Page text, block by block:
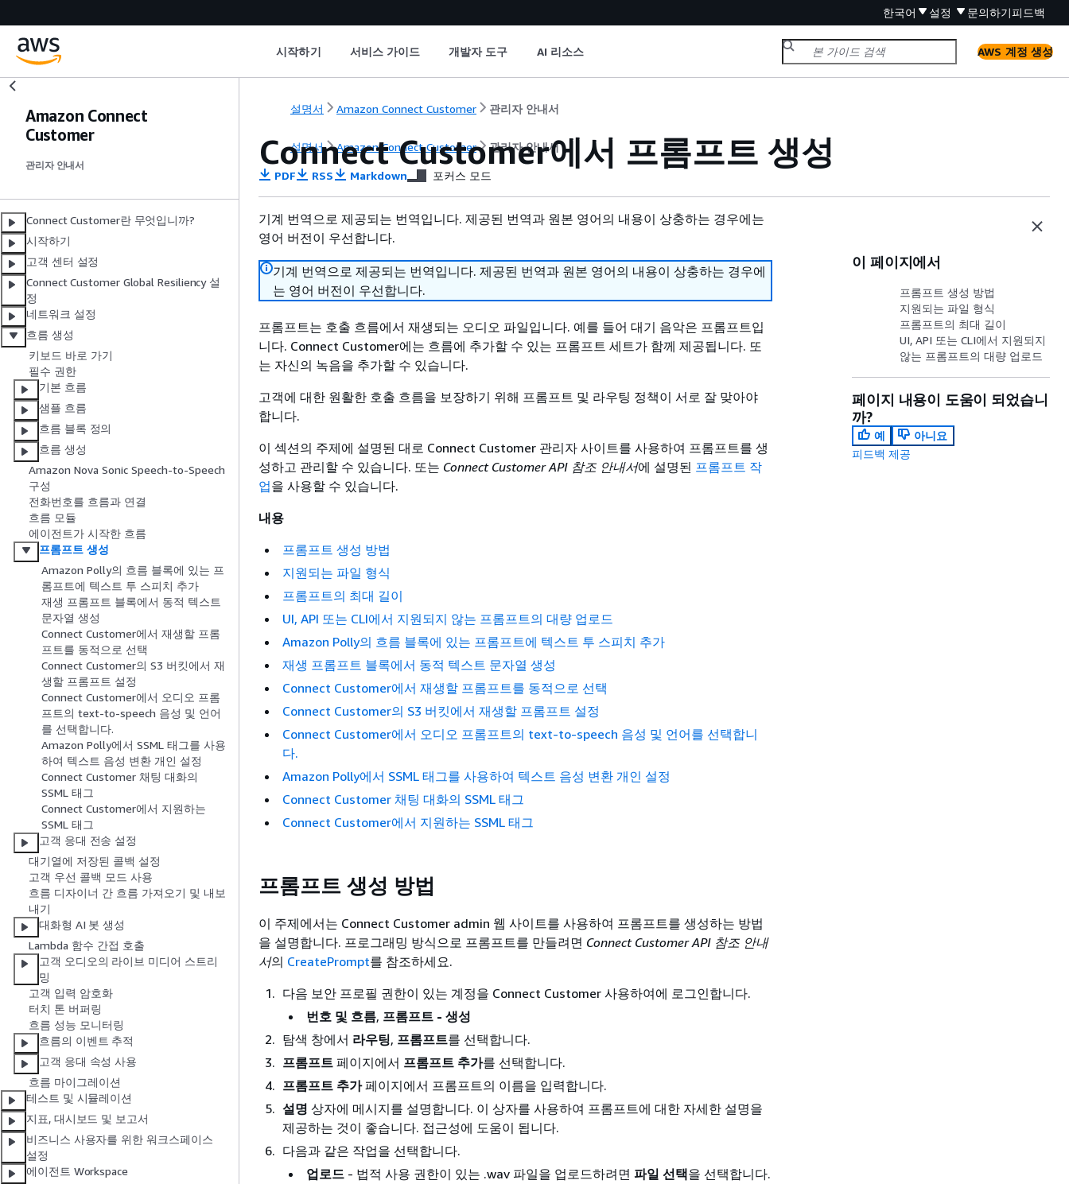
한국어 설정 문의하기피드백
시작하기 서비스 가이드 개발자 도구 AI 리소스 AWS 계정 생성
Amazon Connect
Customer
관리자 안내서
Connect Customer란 무엇입니까?
시작하기
고객 센터 설정
Connect Customer Global Resiliency 설
정
네트워크 설정
흐름 생성
키보드 바로 가기
필수 권한
기본 흐름
샘플 흐름
흐름 블록 정의
흐름 생성
Amazon Nova Sonic Speech-to-Speech
구성
전화번호를 흐름과 연결
흐름 모듈
에이전트가 시작한 흐름
프롬프트 생성
Amazon Polly의 흐름 블록에 있는 프
롬프트에 텍스트 투 스피치 추가
재생 프롬프트 블록에서 동적 텍스트
문자열 생성
Connect Customer에서 재생할 프롬
프트를 동적으로 선택
Connect Customer의 S3 버킷에서 재
생할 프롬프트 설정
Connect Customer에서 오디오 프롬
프트의 text-to-speech 음성 및 언어
를 선택합니다.
Amazon Polly에서 SSML 태그를 사용
하여 텍스트 음성 변환 개인 설정
Connect Customer 채팅 대화의
SSML 태그
Connect Customer에서 지원하는
SSML 태그
고객 응대 전송 설정
대기열에 저장된 콜백 설정
고객 우선 콜백 모드 사용
흐름 디자이너 간 흐름 가져오기 및 내보
내기
대화형 AI 봇 생성
Lambda 함수 간접 호출
고객 오디오의 라이브 미디어 스트리
밍
고객 입력 암호화
터치 톤 버퍼링
흐름 성능 모니터링
흐름의 이벤트 추적
고객 응대 속성 사용
흐름 마이그레이션
테스트 및 시뮬레이션
지표, 대시보드 및 보고서
비즈니스 사용자를 위한 워크스페이스
설정
에이전트 Workspace
설명서 Amazon Connect Customer 관리자 안내서
설명서 Amazon Connect Customer 관리자 안내서
Connect Customer에서 프롬프트 생성
PDF RSS Markdown 포커스 모드
기계 번역으로 제공되는 번역입니다. 제공된 번역과 원본 영어의 내용이 상충하는 경우에는
영어 버전이 우선합니다.
기계 번역으로 제공되는 번역입니다. 제공된 번역과 원본 영어의 내용이 상충하는 경우에
는 영어 버전이 우선합니다.
프롬프트는 호출 흐름에서 재생되는 오디오 파일입니다. 예를 들어 대기 음악은 프롬프트입
니다. Connect Customer에는 흐름에 추가할 수 있는 프롬프트 세트가 함께 제공됩니다. 또
는 자신의 녹음을 추가할 수 있습니다.
고객에 대한 원활한 호출 흐름을 보장하기 위해 프롬프트 및 라우팅 정책이 서로 잘 맞아야
합니다.
이 섹션의 주제에 설명된 대로 Connect Customer 관리자 사이트를 사용하여 프롬프트를 생
성하고 관리할 수 있습니다. 또는 Connect Customer API 참조 안내서에 설명된 프롬프트 작
업을 사용할 수 있습니다.
내용
프롬프트 생성 방법
지원되는 파일 형식
프롬프트의 최대 길이
UI, API 또는 CLI에서 지원되지 않는 프롬프트의 대량 업로드
Amazon Polly의 흐름 블록에 있는 프롬프트에 텍스트 투 스피치 추가
재생 프롬프트 블록에서 동적 텍스트 문자열 생성
Connect Customer에서 재생할 프롬프트를 동적으로 선택
Connect Customer의 S3 버킷에서 재생할 프롬프트 설정
Connect Customer에서 오디오 프롬프트의 text-to-speech 음성 및 언어를 선택합니
다.
Amazon Polly에서 SSML 태그를 사용하여 텍스트 음성 변환 개인 설정
Connect Customer 채팅 대화의 SSML 태그
Connect Customer에서 지원하는 SSML 태그
프롬프트 생성 방법
이 주제에서는 Connect Customer admin 웹 사이트를 사용하여 프롬프트를 생성하는 방법
을 설명합니다. 프로그래밍 방식으로 프롬프트를 만들려면 Connect Customer API 참조 안내
서의 CreatePrompt를 참조하세요.
다음 보안 프로필 권한이 있는 계정을 Connect Customer 사용하여에 로그인합니다.
번호 및 흐름, 프롬프트 - 생성
탐색 창에서 라우팅, 프롬프트를 선택합니다.
프롬프트 페이지에서 프롬프트 추가를 선택합니다.
프롬프트 추가페이지에서 프롬프트의 이름을 입력합니다.
설명 상자에 메시지를 설명합니다. 이 상자를 사용하여 프롬프트에 대한 자세한 설명을
제공하는 것이 좋습니다. 접근성에 도움이 됩니다.
다음과 같은 작업을 선택합니다.
업로드 - 법적 사용 권한이 있는 .wav 파일을 업로드하려면 파일 선택을 선택합니다.
이 페이지에서
프롬프트 생성 방법
지원되는 파일 형식
프롬프트의 최대 길이
UI, API 또는 CLI에서 지원되지
않는 프롬프트의 대량 업로드
페이지 내용이 도움이 되었습니
까?
예
아니요
피드백 제공